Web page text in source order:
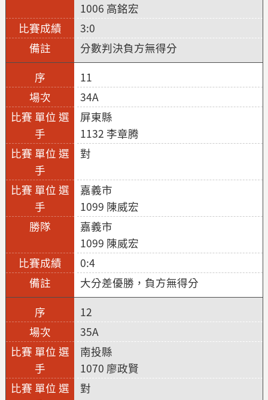
1006 高銘宏
3:0
分數判決負方無得分
11
34A
屏東縣
1132 李章腾
對
嘉義市
1099 陳威宏
嘉義市
1099 陳威宏
0:4
大分差優勝，負方無得分
12
35A
南投縣
1070 廖政賢
對